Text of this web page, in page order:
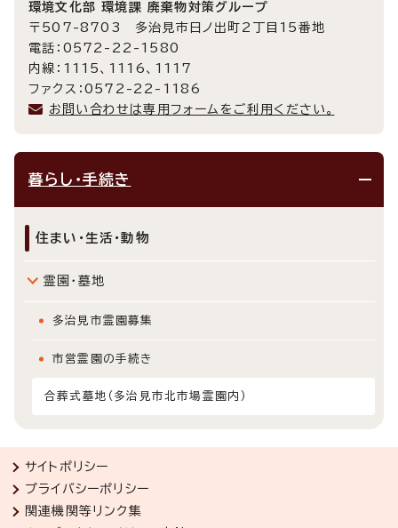
環境文化部 環境課 廃棄物対策グループ
〒507-8703 多治見市日ノ出町2丁目15番地
電話：0572-22-1580
内線：1115、1116、1117
ファクス：0572-22-1186
お問い合わせは専用フォームをご利用ください。
暮らし・手続き
住まい・生活・動物
霊園・墓地
多治見市霊園募集
市営霊園の手続き
合葬式墓地（多治見市北市場霊園内）
サイトポリシー
プライバシーポリシー
関連機関等リンク集